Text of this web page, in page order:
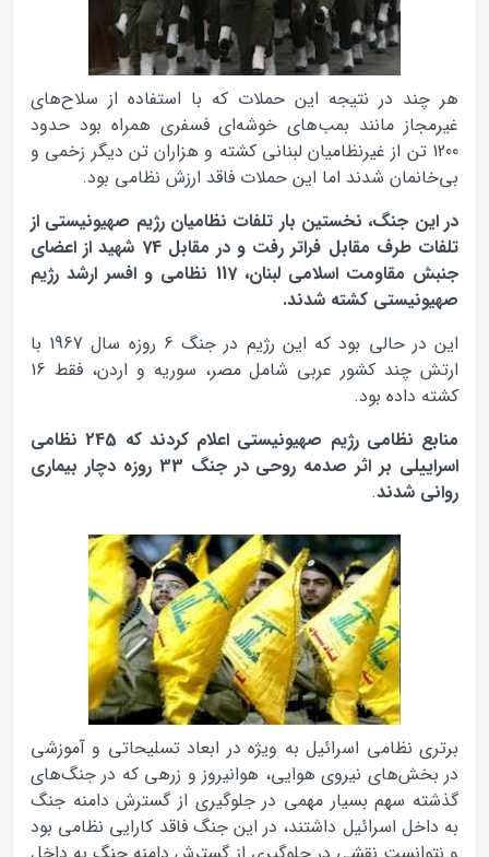
هر چند در نتیجه این حملات که با استفاده از سلاح‌های
غیرمجاز مانند بمب‌های خوشه‌ای فسفری همراه بود حدود
1200 تن از غیرنظامیان لبنانی کشته و هزاران تن دیگر زخمی و
بی‌خانمان شدند اما این حملات فاقد ارزش نظامی بود.
در این جنگ، نخستین بار تلفات نظامیان رژیم صهیونیستی از
تلفات طرف مقابل فراتر رفت و در مقابل 74 شهید از اعضای
جنبش مقاومت اسلامی لبنان، 117 نظامی و افسر ارشد رژیم
صهیونیستی کشته شدند.
این در حالی بود که این رژیم در جنگ 6 روزه سال 1967 با
ارتش چند کشور عربی شامل مصر، سوریه‌ و اردن، فقط 16
کشته داده بود.
منابع نظامی رژیم صهیونیستی اعلام کردند که 245 نظامی
اسراییلی بر اثر صدمه روحی در جنگ 33 روزه دچار بیماری
روانی شدند.
برتری نظامی اسرائیل به ویژه در ابعاد تسلیحاتی و آموزشی
در بخش‌های نیروی هوایی، هوانیروز و زرهی که در جنگ‌های
گذشته سهم بسیار مهمی در جلوگیری از گسترش دامنه جنگ
به داخل اسرائیل داشتند، در این جنگ فاقد کارایی نظامی بود